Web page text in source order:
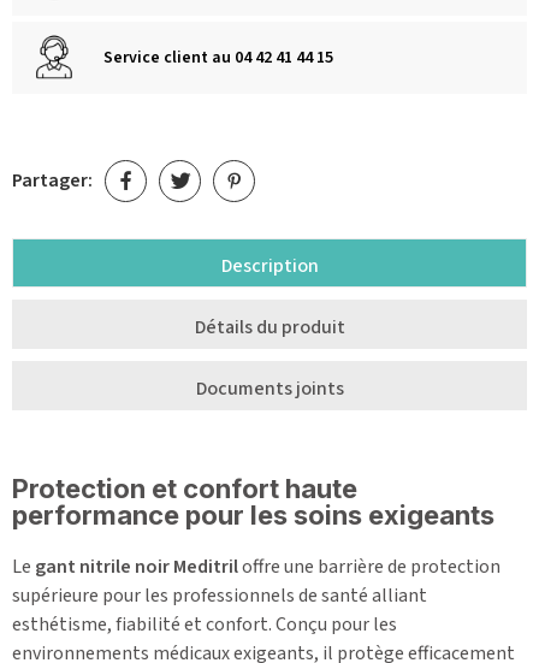
Service client au 04 42 41 44 15
Partager:
Description
Détails du produit
Documents joints
Protection et confort haute
performance pour les soins exigeants
Le gant nitrile noir Meditriloffre une barrière de protection
supérieure pour les professionnels de santé alliant
esthétisme, fiabilité et confort. Conçu pour les
environnements médicaux exigeants, il protège efficacement